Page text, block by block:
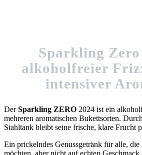
Sparkling Zero
alkoholfreier
intensiver
DerSparkling ZERO 2024 ist ein
mehreren aromatischen Bukettsorten.
Stahltank bleibt seine frische, klare Frucht
Ein prickelndes Genussgetränk für alle,